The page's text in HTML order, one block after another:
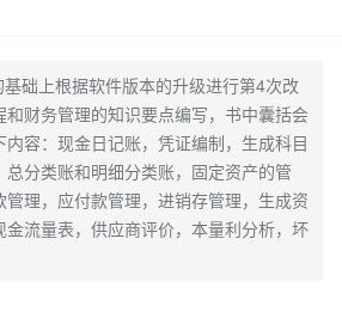
础上根据软件版本的升级进行第4次改
和财务管理的知识要点编写，书中囊括会
容：现金日记账，凭证编制，生成科目
分类账和明细分类账，固定资产的管
理，应付款管理，进销存管理，生成资
金流量表，供应商评价，本量利分析，坏